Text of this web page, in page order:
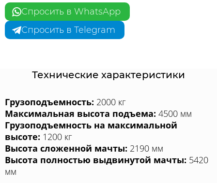
Спросить в WhatsApp
Спросить в Telegram
Технические характеристики
Грузоподъемность: 2000 кг
Максимальная высота подъема: 4500 мм
Грузоподъемность на максимальной
высоте: 1200 кг
Высота сложенной мачты: 2190 мм
Высота полностью выдвинутой мачты: 5420
мм